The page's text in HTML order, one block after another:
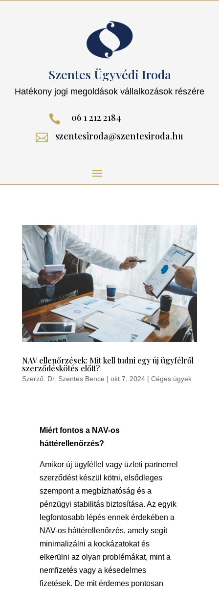
Szentes Ügyvédi Iroda
Hatékony jogi megoldások vállalkozások részére
 06 1 212 2184
 szentesiroda@szentesiroda.hu
NAV ellenőrzések: Mit kell tudni egy új ügyfélről
szerződéskötés előtt?
Szerző: Dr. Szentes Bence | okt 7, 2024| Céges ügyek
Miért fontos a NAV-os
háttérellenőrzés?
Amikor új ügyféllel vagy üzleti partnerrel
szerződést készül kötni, elsődleges
szempont a megbízhatóság és a
pénzügyi stabilitás biztosítása. Az egyik
legfontosabb lépés ennek érdekében a
NAV-os háttérellenőrzés, amely segít
minimalizálni a kockázatokat és
elkerülni az olyan problémákat, mint a
nemfizetés vagy a késedelmes
fizetések. De mit érdemes pontosan